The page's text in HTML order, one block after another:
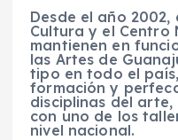
Desde el año
Cultura y el Centro
mantienen en
las Artes de
tipo en todo el
formación y
disciplinas del
con uno de los
nivel nacional.